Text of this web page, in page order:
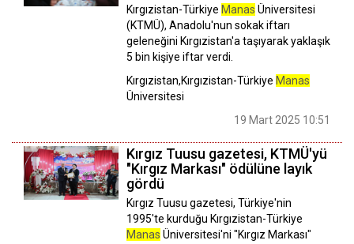
Kırgızistan-Türkiye Manas Üniversitesi
(KTMÜ), Anadolu'nun sokak iftarı
geleneğini Kırgızistan'a taşıyarak yaklaşık
5 bin kişiye iftar verdi.
Kırgızistan,Kırgızistan-Türkiye Manas
Üniversitesi
19 Mart 2025 10:51
Kırgız Tuusu gazetesi, KTMÜ'yü
"Kırgız Markası" ödülüne layık
gördü
Kırgız Tuusu gazetesi, Türkiye'nin
1995'te kurduğu Kırgızistan-Türkiye
Manas Üniversitesi'ni "Kırgız Markası"